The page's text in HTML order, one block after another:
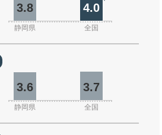
3.8 4.0
静岡県 全国
3.6 3.7
静岡県 全国